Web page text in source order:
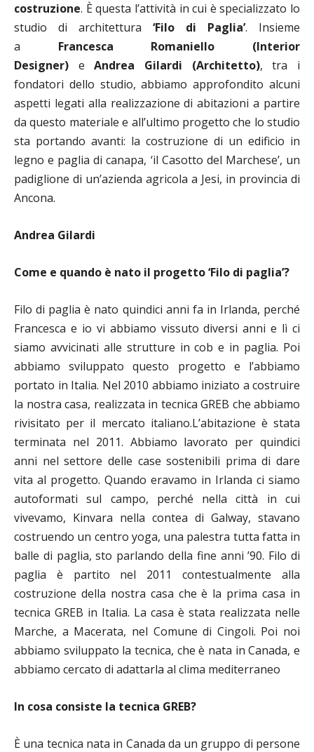
costruzione. Èquesta l’attività in cui è specializzato lo
studio di architettura ‘Filo di Paglia’. Insieme
a Francesca Romaniello (Interior
Designer)
eAndrea Gilardi (Architetto),tra i
fondatori dello studio, abbiamo approfondito alcuni
aspetti legati alla realizzazione di abitazioni a partire
da questo materiale e all’ultimo progetto che lo studio
sta portando avanti: la costruzione di un edificio in
legno e paglia di canapa, ‘il Casotto del Marchese’, un
padiglione di un’azienda agricola a Jesi, in provincia di
Ancona.
Andrea Gilardi
Come e quando è nato il progetto ‘Filo di paglia’?
Filo di paglia è nato quindici anni fa in Irlanda, perché
Francesca e io vi abbiamo vissuto diversi anni e lì ci
siamo avvicinati alle strutture in cob e in paglia. Poi
abbiamo sviluppato questo progetto e l’abbiamo
portato in Italia. Nel 2010 abbiamo iniziato a costruire
la nostra casa, realizzata in tecnica GREB che abbiamo
rivisitato per il mercato italiano.L’abitazione è stata
terminata nel 2011. Abbiamo lavorato per quindici
anni nel settore delle case sostenibili prima di dare
vita al progetto. Quando eravamo in Irlanda ci siamo
autoformati sul campo, perché nella città in cui
vivevamo, Kinvara nella contea di Galway, stavano
costruendo un centro yoga, una palestra tutta fatta in
balle di paglia, sto parlando della fine anni ’90. Filo di
paglia è partito nel 2011 contestualmente alla
costruzione della nostra casa che è la prima casa in
tecnica GREB in Italia. La casa è stata realizzata nelle
Marche, a Macerata, nel Comune di Cingoli. Poi noi
abbiamo sviluppato la tecnica, che è nata in Canada, e
abbiamo cercato di adattarla al clima mediterraneo
In cosa consiste la tecnica GREB?
È una tecnica nata in Canada da un gruppo di persone